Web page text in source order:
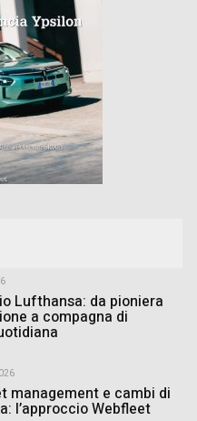
Lufthansa: da pioniera
a compagna di
management e cambi di
l’approccio Webfleet